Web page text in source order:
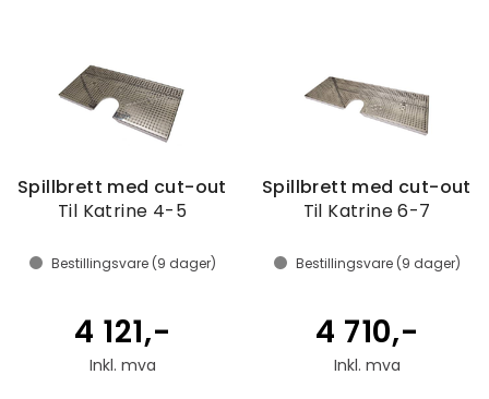
Spillbrett med cut-out
Til Katrine 4-5
Bestillingsvare (9 dager)
4 121,-
Inkl. mva
Spillbrett med cut-out
Til Katrine 6-7
Bestillingsvare (9 dager)
4 710,-
Inkl. mva